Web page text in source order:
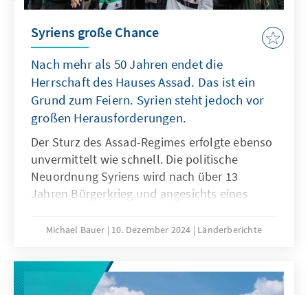
Syriens große Chance
Nach mehr als 50 Jahren endet die
Herrschaft des Hauses Assad. Das ist ein
Grund zum Feiern. Syrien steht jedoch vor
großen Herausforderungen.
Der Sturz des Assad-Regimes erfolgte ebenso
unvermittelt wie schnell. Die politische
Neuordnung Syriens wird nach über 13
Jahren Bürgerkrieg und angesichts eines
einfach. Eine heterogene Allianz teils
politischen Übergang gestalten und dabei die
relevanten Stakeholder einbinden. Die
Michael Bauer 10. Dezember 2024 Länderberichte